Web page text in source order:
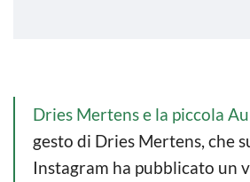
Dries Mertens e la piccola
gesto di Dries Mertens, che
Instagram ha pubblicato un